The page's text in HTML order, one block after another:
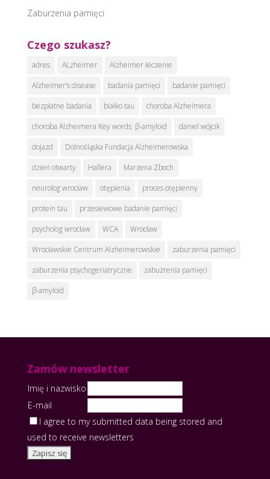
Zaburzenia pamięci
Czego szukasz?
adres ALzheimer
Alzheimer leczenie
Alzheimer’s disease
badania pamięci
badanie pamięci
bezpłatne badania
białko tau
choroba Alzheimera
choroba Alzheimera Key words: β-amyloid
daniel wójcik
dojazd
Dolnośląska Fundacja Alzheimerowska
dzień otwarty
Hallera
Marzena Zboch
neurolog wrocław
otępienia
proces otępienny
protein tau
przesiewowe badanie pamięci
psycholog wrocław
WCA
Wrocław
Wrocławskie Centrum Alzheimerowskie
zaburzenia pamięci
zaburzenia psychogeriatryczne
zabuzrenia pamięci
β-amyloid
Zamów newsletter
Imię i nazwisko
E-mail
I agree to my submitted data being stored and
used to receive newsletters